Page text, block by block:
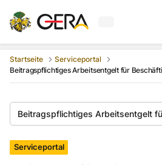
Aktuelles
Startseite
Serviceportal
Beitragspflichtiges Arbeitsentgelt für
Beitragspflichtiges Arbeitsentgelt
Serviceportal